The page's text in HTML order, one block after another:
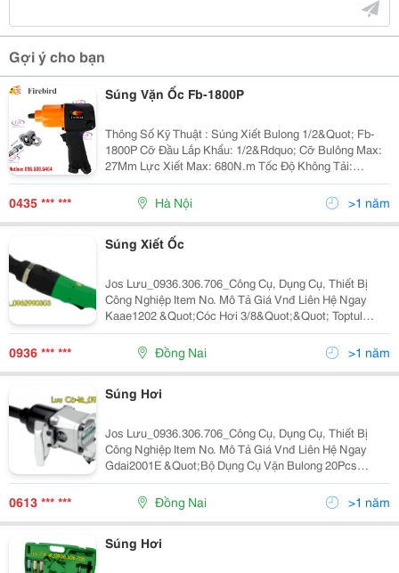
Gợi ý cho bạn
Súng Vặn Ốc Fb-1800P
Thông Số Kỹ Thuật : Súng Xiết Bulong 1/2&Quot; Fb-
1800P Cỡ Đầu Lắp Khẩu: 1/2&Rdquo; Cỡ Bulông Max:
27Mm Lực Xiết Max: 680N.m Tốc Độ Không Tải:
9000V/P Áp Lực Khí: 6-8 Kg/Cm2 Trọng Lượng: 3.0 Kg
0435 *** *** Hà Nội >1 năm
Súng Xiết Ốc
Jos Lưu_0936.306.706_Công Cụ, Dụng Cụ, Thiết Bị
Công Nghiệp Item No. Mô Tả Giá Vnđ Liên Hệ Ngay
Kaae1202 &Quot;Cóc Hơi 3/8&Quot;&Quot; Toptul
Kaae1202 20Ft-Lb(Max 30Ft-Lb) Dải Cân Lực :
&Quot;&Quot;30 Ft-Lb/41 Nm, Tốc Độ Không Tải: 350
Rpm, Áp Suất
0936 *** *** Đồng Nai >1 năm
Súng Hơi
Jos Lưu_0936.306.706_Công Cụ, Dụng Cụ, Thiết Bị
Công Nghiệp Item No. Mô Tả Giá Vnđ Liên Hệ Ngay
Gdai2001E &Quot;Bộ Dụng Cụ Vặn Bulong 20Pcs
1/2&Quot;&Quot; Toptul Gdai2001E Súng Bắn Bulon
Kaaa1650B,Tuýp Lục Giác 1/2&Quot;&Quot; Tuýp Đen
Lục Giác Kab
0613 *** *** Đồng Nai >1 năm
Súng Hơi